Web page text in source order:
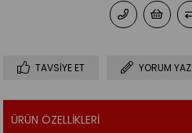
TAVSIYE ET YORUM YAZ
ÜRÜN ÖZELLIKLERI